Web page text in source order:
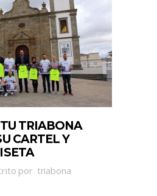
TRIABONA
CARTEL Y
por triabona